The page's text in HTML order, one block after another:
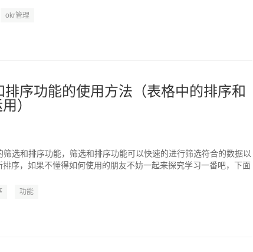
okr管理
排序功能的使用方法（表格中的排序和
）
筛选和排序功能，筛选和排序功能可以快速的进行筛选符合的数据以
序，如果不懂得如何使用的朋友不妨一起来探究学习一番吧，下面
功能